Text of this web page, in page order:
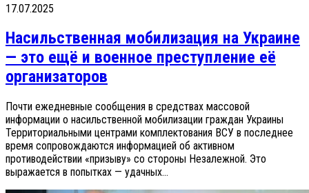
17.07.2025
Насильственная мобилизация на Украине
— это ещё и военное преступление её
организаторов
Почти ежедневные сообщения в средствах массовой
информации о насильственной мобилизации граждан Украины
Территориальными центрами комплектования ВСУ в последнее
время сопровождаются информацией об активном
противодействии «призыву» со стороны Незалежной. Это
выражается в попытках — удачных...